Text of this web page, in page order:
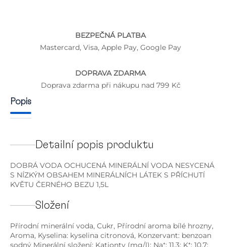
BEZPEČNÁ PLATBA
Mastercard, Visa, Apple Pay, Google Pay
DOPRAVA ZDARMA
Doprava zdarma při nákupu nad 799 Kč
Popis
Detailní popis produktu
DOBRÁ VODA OCHUCENÁ MINERÁLNÍ VODA NESYCENÁ
S NÍZKÝM OBSAHEM MINERÁLNÍCH LÁTEK S PŘÍCHUTÍ
KVĚTU ČERNÉHO BEZU 1,5L
Složení
Přírodní minerální voda, Cukr, Přírodní aroma bílé hrozny,
Aroma, Kyselina: kyselina citronová, Konzervant: benzoan
sodný Minerální složení: Kationty (mg/l): Na⁺: 11,3; K⁺: 10,7;